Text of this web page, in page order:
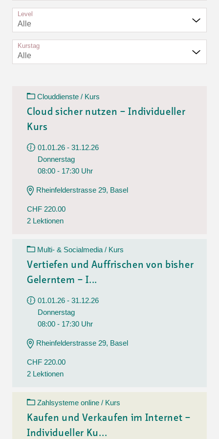
Level
Alle
Kurstag
Alle
Clouddienste / Kurs
Cloud sicher nutzen – Individueller
Kurs
01.01.26 - 31.12.26
Donnerstag
08:00 - 17:30 Uhr
Rheinfelderstrasse 29, Basel
CHF 220.00
2 Lektionen
Multi- & Socialmedia / Kurs
Vertiefen und Auffrischen von bisher
Gelerntem – I...
01.01.26 - 31.12.26
Donnerstag
08:00 - 17:30 Uhr
Rheinfelderstrasse 29, Basel
CHF 220.00
2 Lektionen
Zahlsysteme online / Kurs
Kaufen und Verkaufen im Internet –
Individueller Ku...